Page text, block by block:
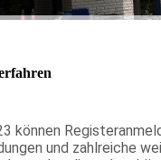
können
und zahlreiche